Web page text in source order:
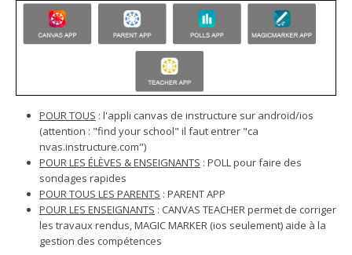
POUR TOUS : l'appli canvas de instructure sur android/ios
(attention : "find your school" il faut entrer "ca​
nvas.instructure.com")
POUR LES ÉLÈVES & ENSEIGNANTS : POLL pour faire des
sondages rapides
POUR TOUS LES PARENTS : PARENT APP
POUR LES ENSEIGNANTS : CANVAS TEACHER permet de corriger
les travaux rendus, MAGIC MARKER (ios seulement) aide à la
gestion des compétences